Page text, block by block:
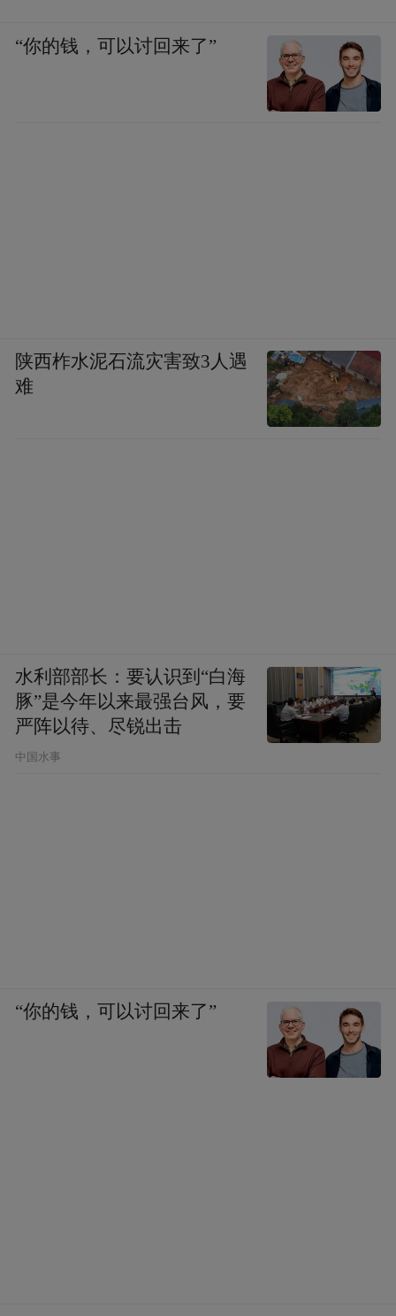
“你的钱，可以讨回来了”
陕西柞水泥石流灾害致3人遇
难
水利部部长：要认识到“白海
豚”是今年以来最强台风，要
严阵以待、尽锐出击
中国水事
“你的钱，可以讨回来了”